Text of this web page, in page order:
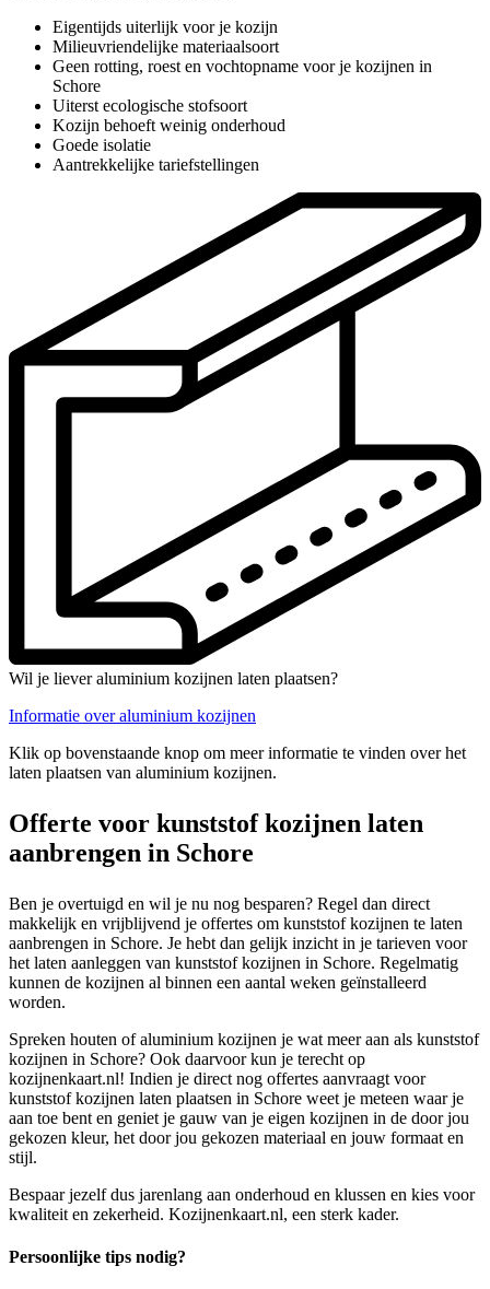
Eigentijds uiterlijk voor je kozijn
Milieuvriendelijke materiaalsoort
Geen rotting, roest en vochtopname voor je kozijnen in
Schore
Uiterst ecologische stofsoort
Kozijn behoeft weinig onderhoud
Goede isolatie
Aantrekkelijke tariefstellingen
Wil je liever aluminium kozijnen laten plaatsen?
Informatie over aluminium kozijnen
Klik op bovenstaande knop om meer informatie te vinden over het
laten plaatsen van aluminium kozijnen.
Offerte voor kunststof kozijnen laten
aanbrengen in Schore
Ben je overtuigd en wil je nu nog besparen? Regel dan direct
makkelijk en vrijblijvend je offertes om kunststof kozijnen te laten
aanbrengen in Schore. Je hebt dan gelijk inzicht in je tarieven voor
het laten aanleggen van kunststof kozijnen in Schore. Regelmatig
kunnen de kozijnen al binnen een aantal weken geïnstalleerd
worden.
Spreken houten of aluminium kozijnen je wat meer aan als kunststof
kozijnen in Schore? Ook daarvoor kun je terecht op
kozijnenkaart.nl! Indien je direct nog offertes aanvraagt voor
kunststof kozijnen laten plaatsen in Schore weet je meteen waar je
aan toe bent en geniet je gauw van je eigen kozijnen in de door jou
gekozen kleur, het door jou gekozen materiaal en jouw formaat en
stijl.
Bespaar jezelf dus jarenlang aan onderhoud en klussen en kies voor
kwaliteit en zekerheid. Kozijnenkaart.nl, een sterk kader.
Persoonlijke tips nodig?